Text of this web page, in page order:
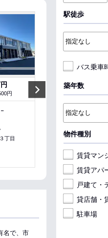
円
－
丁目
5.43万円
管理費:4,500円
54,300円 礼 －
西岐阜駅 徒歩14分
岐阜県岐阜市今嶺３丁目
名で、市
駅徒歩
バス乗車
築年数
物件種別
賃貸マン
賃貸アパ
戸建て・
貸店舗・
駐車場